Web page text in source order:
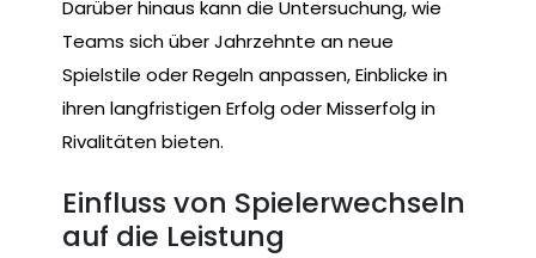
Darüber hinaus kann die Untersuchung, wie
Teams sich über Jahrzehnte an neue
Spielstile oder Regeln anpassen, Einblicke in
ihren langfristigen Erfolg oder Misserfolg in
Rivalitäten bieten.
Einfluss von Spielerwechseln
auf die Leistung